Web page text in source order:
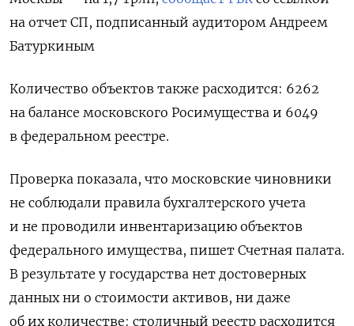
на отчет СП, подписанный аудитором Андреем
Батуркиным
Количество объектов также расходится: 6262
на балансе московского Росимущества и 6049
в федеральном реестре.
Проверка показала, что московские чиновники
не соблюдали правила бухгалтерского учета
и не проводили инвентаризацию объектов
федерального имущества, пишет Счетная палата.
В результате у государства нет достоверных
данных ни о стоимости активов, ни даже
об их количестве: столичный реестр расходится